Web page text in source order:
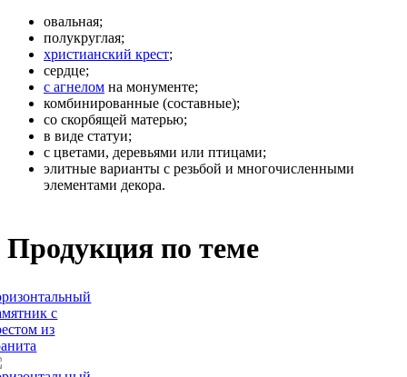
овальная;
полукруглая;
христианский крест;
сердце;
с агнелом на монументе;
комбинированные (составные);
со скорбящей матерью;
в виде статуи;
с цветами, деревьями или птицами;
элитные варианты с резьбой и многочисленными
элементами декора.
Продукция по теме
с
из